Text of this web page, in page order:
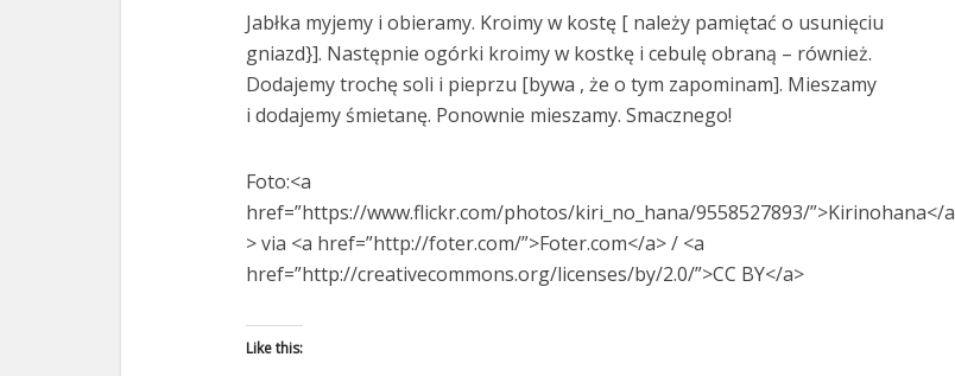
Jabłka myjemy i obieramy. Kroimy w kostę [ należy pamiętać o usunięciu
gniazd}]. Następnie ogórki kroimy w kostkę i cebulę obraną – również.
Dodajemy trochę soli i pieprzu [bywa , że o tym zapominam]. Mieszamy
i dodajemy śmietanę. Ponownie mieszamy. Smacznego!
Foto:<a
href=”https://www.flickr.com/photos/kiri_no_hana/9558527893/”>Kirinohana</a
> via <a href=”http://foter.com/”>Foter.com</a> / <a
href=”http://creativecommons.org/licenses/by/2.0/”>CC BY</a>
Like this: